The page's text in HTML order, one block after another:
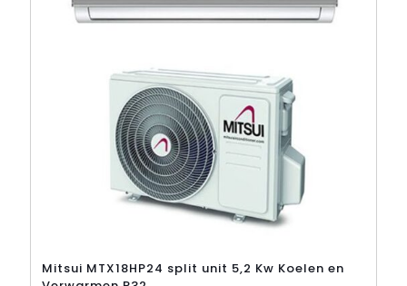
Mitsui MTX18HP24 split unit 5,2 Kw Koelen en